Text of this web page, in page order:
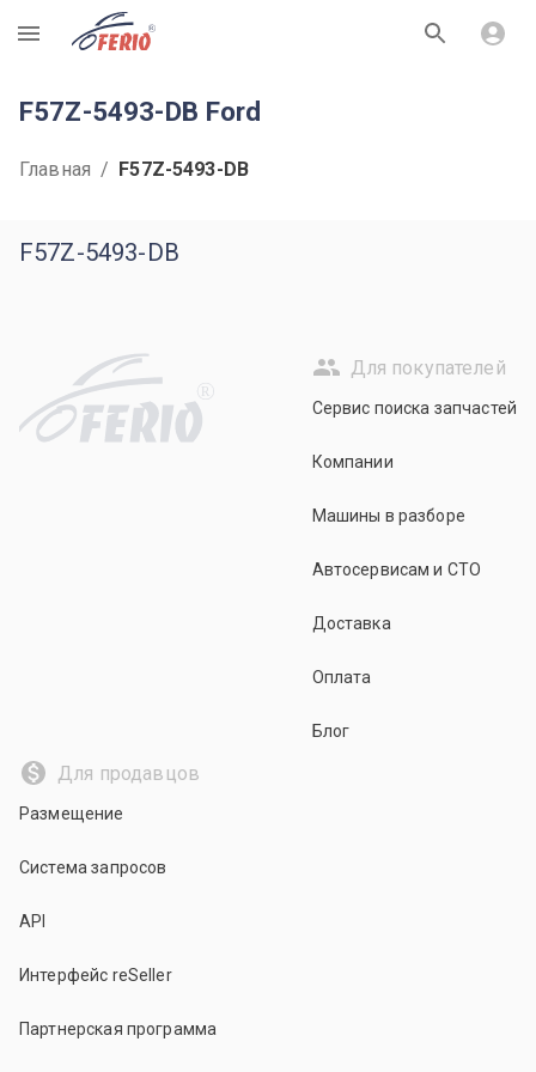
R
F57Z-5493-DB Ford
Главная / F57Z-5493-DB
F57Z-5493-DB
R
Для покупателей
Сервис поиска запчастей
Компании
Машины в разборе
Автосервисам и СТО
Доставка
Оплата
Блог
Для продавцов
Размещение
Система запросов
API
Интерфейс reSeller
Партнерская программа